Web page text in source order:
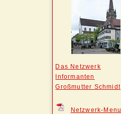
Das Netzwerk
Informanten
Großmutter Schmidt
Netzwerk-Menu